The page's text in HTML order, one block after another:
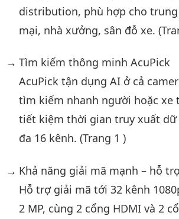
distribution, phù hợp cho
mại, nhà xưởng, sân đỗ xe.
Tìm kiếm thông minh AcuPick
AcuPick tận dụng AI ở cả
tìm kiếm nhanh người hoặc xe
tiết kiệm thời gian truy xuất
đa 16 kênh. (Trang 1 )
Khả năng giải mã mạnh – hỗ
Hỗ trợ giải mã tới 32 kênh
2 MP, cùng 2 cổng HDMI và 2